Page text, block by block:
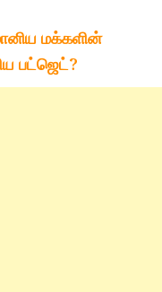
மக்களின்
பட்ஜெட்?